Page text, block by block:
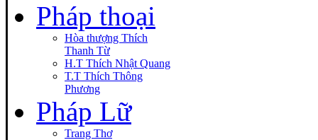
Pháp thoại
Hòa thượng Thích
Thanh Từ
H.T Thích Nhật Quang
T.T Thích Thông
Phương
Pháp Lữ
Trang Thơ